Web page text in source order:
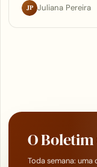
JP Juliana Pereira
O
Toda semana: